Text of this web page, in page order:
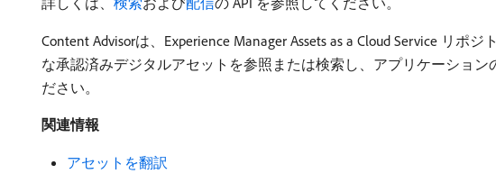
Content Advisorは、Experience Manager Assets as a Cloud Service リ
な承認済みデジタルアセットを参照または検索し、アプリケーショ
ださい。
関連情報
アセットを翻訳